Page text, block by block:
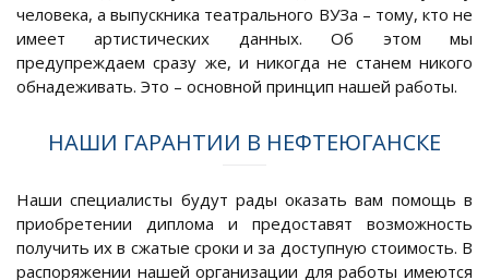
человека, а выпускника театрального ВУЗа – тому, кто не
имеет артистических данных. Об этом мы
предупреждаем сразу же, и никогда не станем никого
обнадеживать. Это – основной принцип нашей работы.
НАШИ ГАРАНТИИ В НЕФТЕЮГАНСКЕ
Наши специалисты будут рады оказать вам помощь в
приобретении диплома и предоставят возможность
получить их в сжатые сроки и за доступную стоимость. В
распоряжении нашей организации для работы имеются